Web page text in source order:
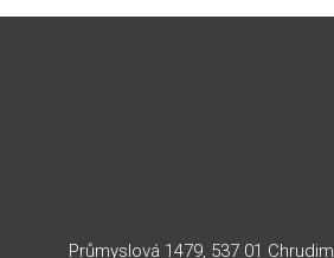
Průmyslová 1479, 537 01 Chrudim